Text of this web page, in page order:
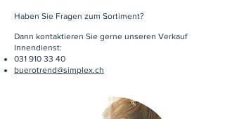
Haben Sie Fragen zum Sortiment?
Dann kontaktieren Sie gerne unseren Verkauf
Innendienst:
031 910 33 40
buerotrend@simplex.ch